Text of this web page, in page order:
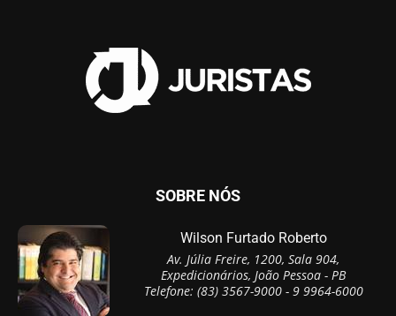
SOBRE NÓS
Wilson Furtado Roberto
Av. Júlia Freire, 1200, Sala 904,
Expedicionários, João Pessoa - PB
Telefone: (83) 3567-9000 - 9 9964-6000